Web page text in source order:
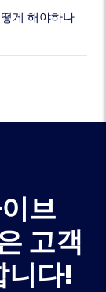
게 해야하나
브
고객
니다!